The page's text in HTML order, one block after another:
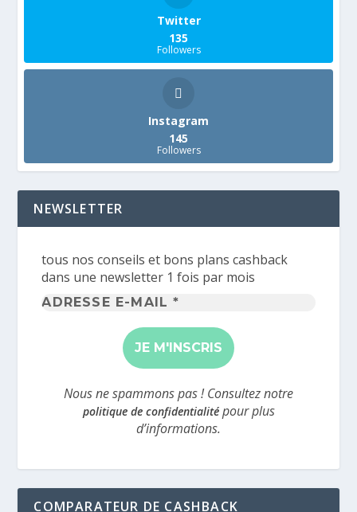
Twitter
135
Followers
Instagram
145
Followers
NEWSLETTER
tous nos conseils et bons plans cashback
dans une newsletter 1 fois par mois
Adresse
mail
*
Nous ne spammons pas ! Consultez notre
politique de confidentialitépour plus
d’informations.
COMPARATEUR DE CASHBACK